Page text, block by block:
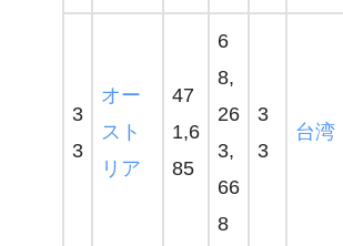
3
3
オー
スト
リア
47
1,6
85
6
8,
26
3,
66
8
3
3
台湾